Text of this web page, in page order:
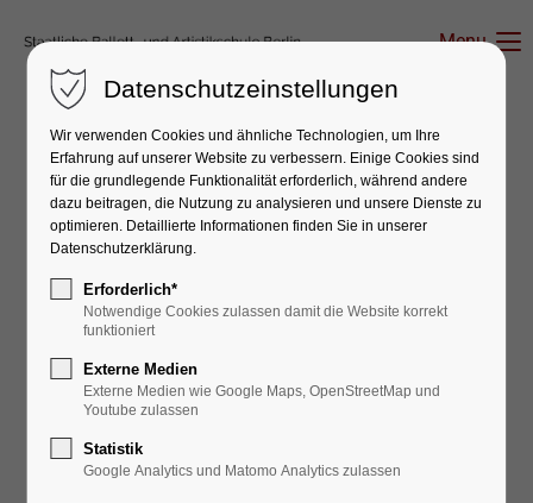
Menu
SBUAS Aktuell – Jubiläumsjahr –
Newsletter Juni 2026
VORHANG AUF FÜR DEN
SOMMER: EIN JUNI
VOLLER BÜHNE,
MANEGE UND MAGIE
Unsere Events im Monat Juni
Datenschutzeinstellungen
Wir verwenden Cookies und ähnliche Technologien, um Ihre
Erfahrung auf unserer Website zu verbessern. Einige Cookies sind
für die grundlegende Funktionalität erforderlich, während andere
dazu beitragen, die Nutzung zu analysieren und unsere Dienste zu
optimieren. Detaillierte Informationen finden Sie in unserer
Datenschutzerklärung.
Erforderlich*
Notwendige Cookies zulassen damit die Website korrekt
funktioniert
Externe Medien
Externe Medien wie Google Maps, OpenStreetMap und
Youtube zulassen
Statistik
Google Analytics und Matomo Analytics zulassen